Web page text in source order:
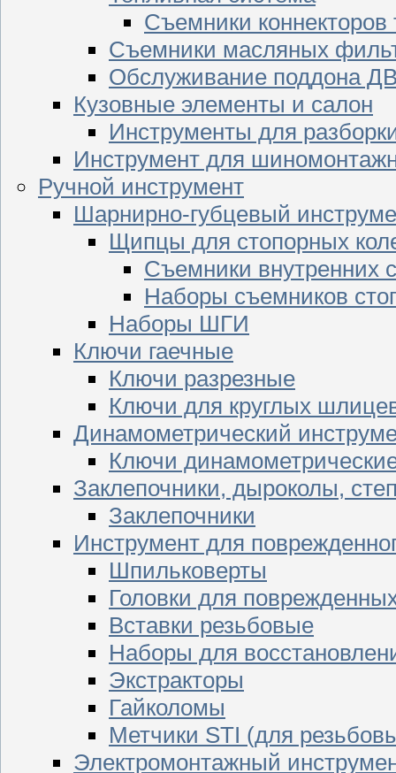
Съемники
Съемники масляных
Обслуживание поддона
Кузовные элементы и салон
Инструменты для
Инструмент для
Ручной инструмент
Шарнирно-губцевый
Щипцы для стопорных
Съемники внутренних
Наборы съемников
Наборы ШГИ
Ключи гаечные
Ключи разрезные
Ключи для круглых
Динамометрический
Ключи
Заклепочники, дыроколы,
Заклепочники
Инструмент для
Шпильковерты
Головки для
Вставки резьбовые
Наборы для
Экстракторы
Гайколомы
Метчики STI (для
Электромонтажный